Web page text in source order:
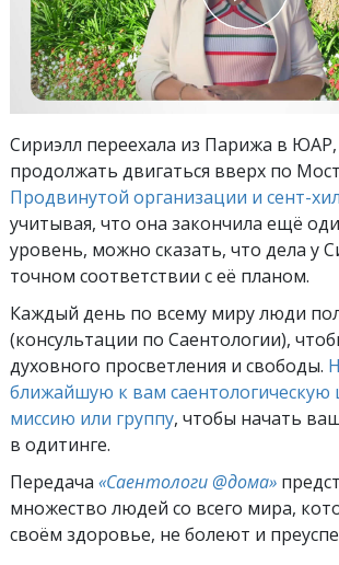
Сириэлл переехала из Парижа в
продолжать двигаться вверх по
Продвинутой организации и сент-
учитывая, что она закончила ещё
уровень, можно сказать, что дела у
точном соответствии с её планом.
Каждый день по всему миру люди
(консультации по Саентологии),
духовного просветления и свободы.
ближайшую к вам саентологическую
миссию или группу, чтобы начать
в одитинге.
Передача «Саентологи @дома»
множество людей со всего мира,
своём здоровье, не болеют и